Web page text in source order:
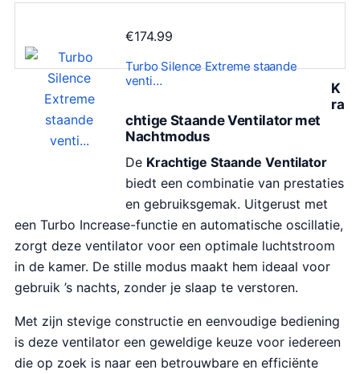
€174.99
Turbo Silence Extreme staande
venti…
K
ra
chtige Staande Ventilator met
Nachtmodus
De Krachtige Staande Ventilator
biedt een combinatie van prestaties
en gebruiksgemak. Uitgerust met
een Turbo Increase-functie en automatische oscillatie,
zorgt deze ventilator voor een optimale luchtstroom
in de kamer. De stille modus maakt hem ideaal voor
gebruik ’s nachts, zonder je slaap te verstoren.
Met zijn stevige constructie en eenvoudige bediening
is deze ventilator een geweldige keuze voor iedereen
die op zoek is naar een betrouwbare en efficiënte